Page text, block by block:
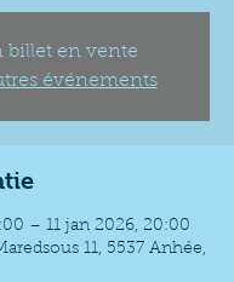
billet en vente
événements
– 11 jan 2026, 20:00
11, 5537 Anhée,